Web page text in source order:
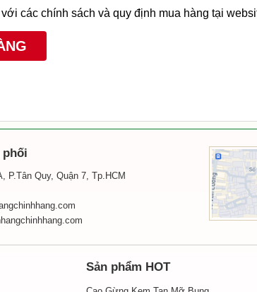
các chính sách và quy định mua hàng tại
phối
P.Tân Quy, Quận 7, Tp.HCM
Sản phẩm HOT